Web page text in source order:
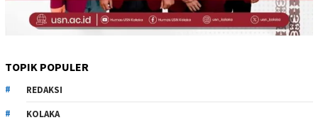
TOPIK POPULER
REDAKSI
KOLAKA